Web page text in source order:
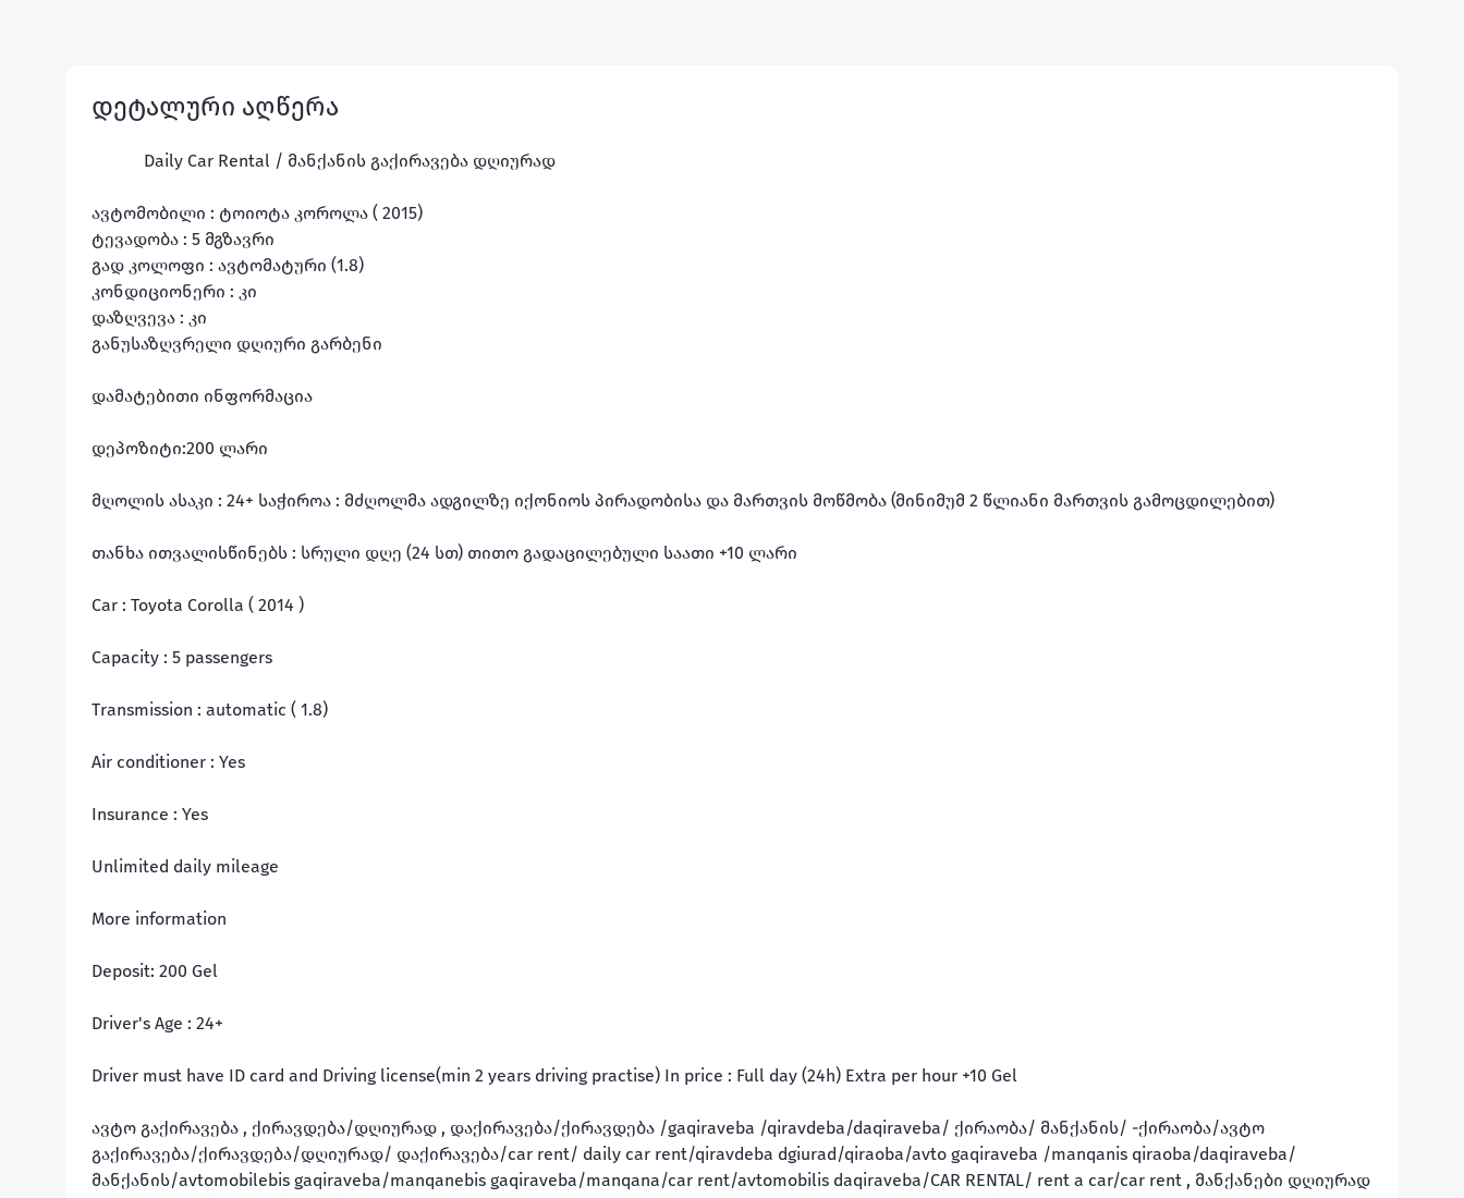
დეტალური აღწერა
Daily Car Rental / მანქანის გაქირავება დღიურად
ავტომობილი : ტოიოტა კოროლა ( 2015)
ტევადობა : 5 მგზავრი
გად კოლოფი : ავტომატური (1.8)
კონდიციონერი : კი
დაზღვევა : კი
განუსაზღვრელი დღიური გარბენი
დამატებითი ინფორმაცია
დეპოზიტი:200 ლარი
მღოლის ასაკი : 24+ საჭიროა : მძღოლმა ადგილზე იქონიოს პირადობისა და მართვის მოწმობა (მინიმუმ 2 წლიანი მართვის გამოცდილებით)
თანხა ითვალისწინებს : სრული დღე (24 სთ) თითო გადაცილებული საათი +10 ლარი
Car : Toyota Corolla ( 2014 )
Capacity : 5 passengers
Transmission : automatic ( 1.8)
Air conditioner : Yes
Insurance : Yes
Unlimited daily mileage
More information
Deposit: 200 Gel
Driver's Age : 24+
Driver must have ID card and Driving license(min 2 years driving practise) In price : Full day (24h) Extra per hour +10 Gel
ავტო გაქირავება , ქირავდება/დღიურად , დაქირავება/ქირავდება /gaqiraveba /qiravdeba/daqiraveba/ ქირაობა/ მანქანის/ -ქირაობა/ავტო
გაქირავება/ქირავდება/დღიურად/ დაქირავება/car rent/ daily car rent/qiravdeba dgiurad/qiraoba/avto gaqiraveba /manqanis qiraoba/daqiraveba/
მანქანის/avtomobilebis gaqiraveba/manqanebis gaqiraveba/manqana/car rent/avtomobilis daqiraveba/CAR RENTAL/ rent a car/car rent , მანქანები დღიურად